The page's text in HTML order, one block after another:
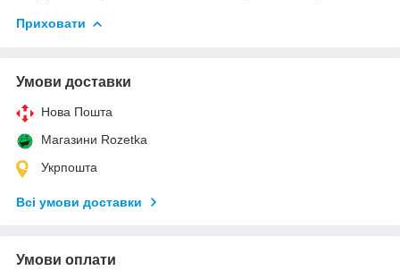
Приховати
Умови доставки
Нова Пошта
Магазини Rozetka
Укрпошта
Всі умови доставки
Умови оплати